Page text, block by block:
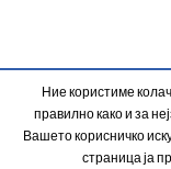
Ние користиме
правилно како и за
Вашето корисничко
страница ја